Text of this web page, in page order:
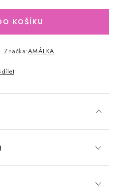
KOŠÍKU
Značka:AMÁLKA